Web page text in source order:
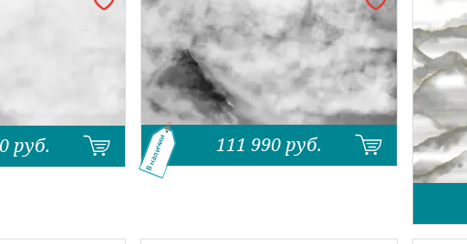
руб. 111 990 руб.
В наличии